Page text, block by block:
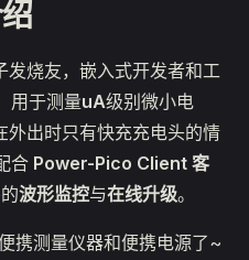
发烧友，嵌入式开发者和工
用于测量uA级别微小电
外出时只有快充充电头的情
合 Power-Pico Client 客
波形监控与在线升级。
携测量仪器和便携电源了~